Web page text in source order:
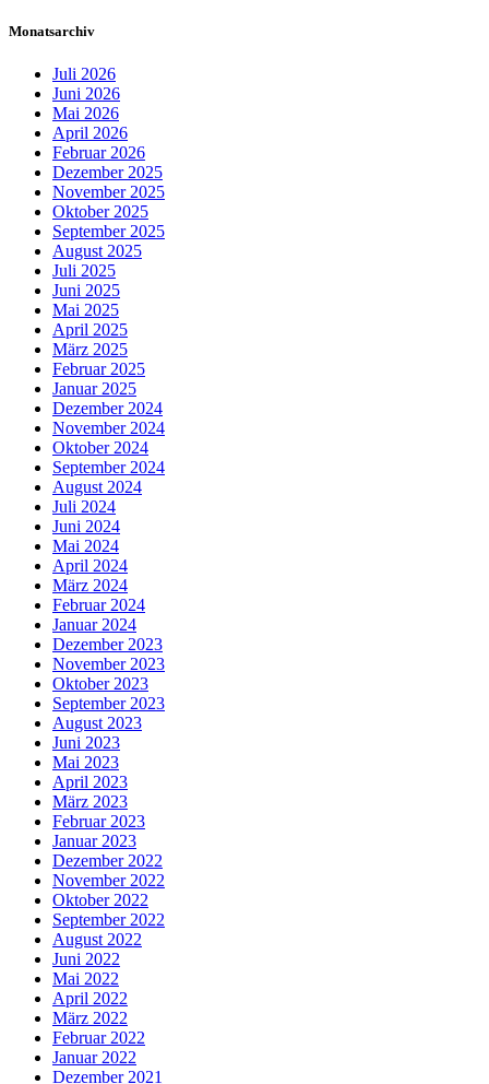
Monatsarchiv
Juli 2026
Juni 2026
Mai 2026
April 2026
Februar 2026
Dezember 2025
November 2025
Oktober 2025
September 2025
August 2025
Juli 2025
Juni 2025
Mai 2025
April 2025
März 2025
Februar 2025
Januar 2025
Dezember 2024
November 2024
Oktober 2024
September 2024
August 2024
Juli 2024
Juni 2024
Mai 2024
April 2024
März 2024
Februar 2024
Januar 2024
Dezember 2023
November 2023
Oktober 2023
September 2023
August 2023
Juni 2023
Mai 2023
April 2023
März 2023
Februar 2023
Januar 2023
Dezember 2022
November 2022
Oktober 2022
September 2022
August 2022
Juni 2022
Mai 2022
April 2022
März 2022
Februar 2022
Januar 2022
Dezember 2021